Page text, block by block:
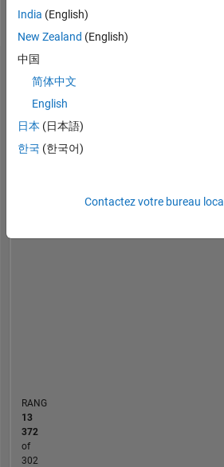
Pronouns:
He/him
Tableau de bord
Statistiques
CONTRIBUTIONS
RANG
13
372
of
302
India (English)
New Zealand (English)
中国
简体中文
English
日本 (日本語)
한국 (한국어)
Contactez votre bureau local